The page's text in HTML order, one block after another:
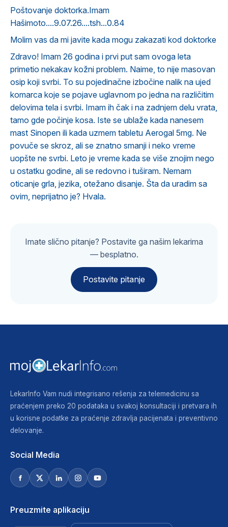
Poštovanje doktorka.Imam
Hašimoto....9.07.26....tsh...0.84
Molim vas da mi javite kada mogu zakazati kod doktorke
Zdravo! Imam 26 godina i prvi put sam ovoga leta
primetio nekakav kožni problem. Naime, to nije masovan
osip koji svrbi. To su pojedinačne izbočine nalik na ujed
komarca koje se pojave uglavnom po jedna na različitim
delovima tela i svrbi. Imam ih čak i na zadnjem delu vrata,
tamo gde počinje kosa. Iste se ublaže kada nanesem
mast Sinopen ili kada uzmem tabletu Aerogal 5mg. Ne
povuče se skroz, ali se znatno smanji i neko vreme
uopšte ne svrbi. Leto je vreme kada se više znojim nego
u ostatku godine, ali se redovno i tuširam. Nemam
oticanje grla, jezika, otežano disanje. Šta da uradim sa
ovim, neprijatno je? Hvala.
Imate slično pitanje? Postavite ga našim lekarima
— besplatno.
Postavite pitanje
LekarInfo Vam nudi integrisano rešenja za telemedicinu sa
praćenjem preko 20 podataka u svakoj konsultaciji i pretvara ih
u korisne podatke za praćenje zdravlja pacijenata i preventivno
delovanje.
Social Media
Preuzmite aplikaciju